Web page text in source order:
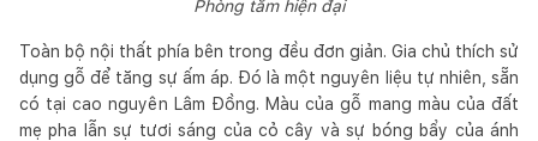
Phòng tắm hiện đại
Toàn bộ nội thất phía bên trong đều đơn giản. Gia chủ thích sử
dụng gỗ để tăng sự ấm áp. Đó là một nguyên liệu tự nhiên, sẵn
có tại cao nguyên Lâm Đồng. Màu của gỗ mang màu của đất
mẹ pha lẫn sự tươi sáng của cỏ cây và sự bóng bẩy của ánh